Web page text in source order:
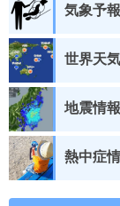
気象予
世界天気
地震情報
熱中症